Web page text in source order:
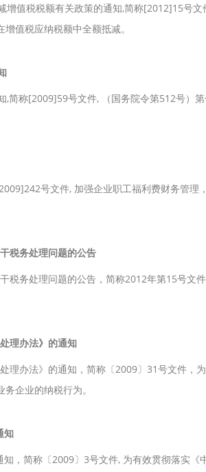
值税税额有关政策的通知,简称[2012]15号文
值税应纳税额中全额抵减。
简称[2009]59号文件, （国务院令第512号）
号文件, 加强企业职工福利费财务管理
税务处理问题的公告
税务处理问题的公告，简称2012年第15号文
理办法》的通知
理办法》的通知，简称〔2009〕31号文件，
企业的纳税行为。
知
，简称〔2009〕3号文件, 为有效贯彻落实《